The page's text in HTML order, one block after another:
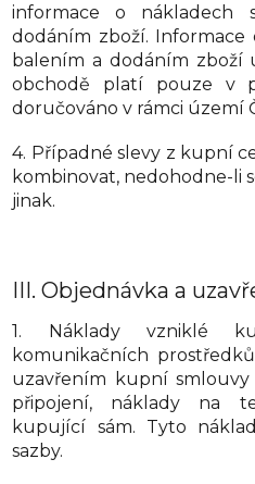
informace o nákladech
dodáním zboží. Informace
balením a dodáním zboží
obchodě platí pouze v
doručováno v rámci území
4. Případné slevy z kupní
kombinovat, nedohodne-li
jinak.
III.Objednávka a
1. Náklady vzniklé
komunikačních
uzavřením kupní
připojení, náklady na
kupující sám. Tyto
sazby.